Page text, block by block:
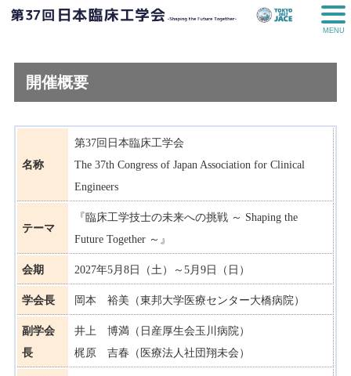
MENU
開催概要
名称
第37回日本臨床工学会
The 37th Congress of Japan Association for Clinical
Engineers
テーマ
『臨床工学技士の未来への挑戦 ～ Shaping the
Future Together ～』
会期 2027年5月8日（土）～5月9日（日）
学会長 岡本 裕美（東邦大学医療センター大橋病院）
副学会
長
井上 博満（日産厚生会玉川病院）
梶原 吉春（医療法人社団翔未会）